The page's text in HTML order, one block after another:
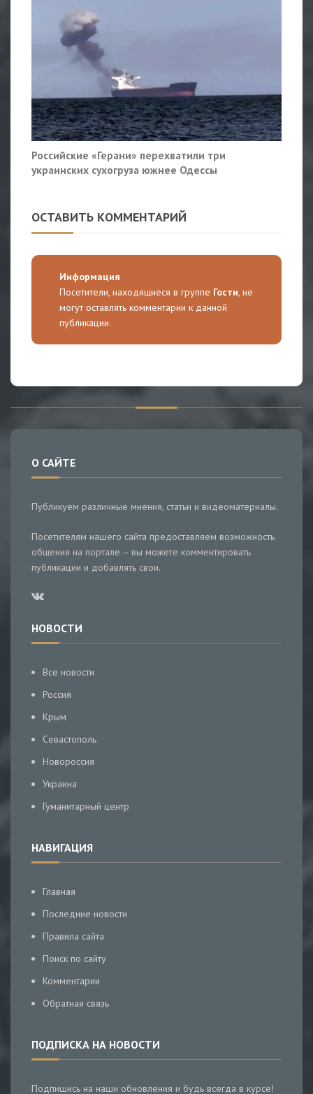
Российские «Герани» перехватили три
украинских сухогруза южнее Одессы
ОСТАВИТЬ КОММЕНТАРИЙ
Информация
Посетители, находящиеся в группе Гости, не
могут оставлять комментарии к данной
публикации.
О САЙТЕ
Публикуем различные мнения, статьи и видеоматериалы.
Посетителям нашего сайта предоставляем возможность
общения на портале – вы можете комментировать
публикации и добавлять свои.
НОВОСТИ
Все новости
Россия
Крым
Севастополь
Новороссия
Украина
Гуманитарный центр
НАВИГАЦИЯ
Главная
Последние новости
Правила сайта
Поиск по сайту
Комментарии
Обратная связь
ПОДПИСКА НА НОВОСТИ
Подпишись на наши обновления и будь всегда в курсе!